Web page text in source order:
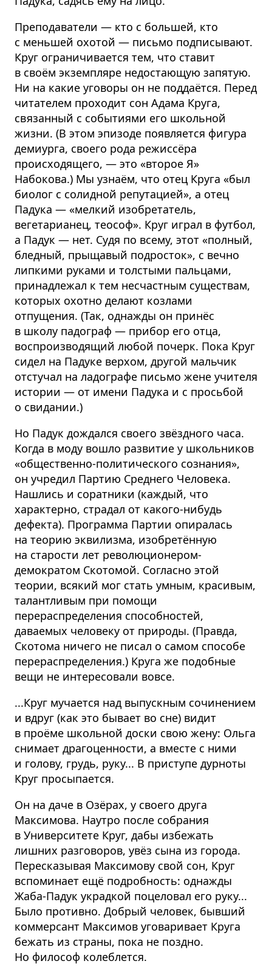
Преподаватели — кто с большей, кто
с меньшей охотой — письмо подписывают.
Круг ограничивается тем, что ставит
в своём экземпляре недостающую запятую.
Ни на какие уговоры он не поддаётся. Перед
читателем проходит сон Адама Круга,
связанный с событиями его школьной
жизни. (В этом эпизоде появляется фигура
демиурга, своего рода режиссёра
происходящего, — это «второе Я»
Набокова.) Мы узнаём, что отец Круга «был
биолог с солидной репутацией», а отец
Падука — «мелкий изобретатель,
вегетарианец, теософ». Круг играл в футбол,
а Падук — нет. Судя по всему, этот «полный,
бледный, прыщавый подросток», с вечно
липкими руками и толстыми пальцами,
принадлежал к тем несчастным существам,
которых охотно делают козлами
отпущения. (Так, однажды он принёс
в школу падограф — прибор его отца,
воспроизводящий любой почерк. Пока Круг
сидел на Падуке верхом, другой мальчик
отстучал на ладографе письмо жене учителя
истории — от имени Падука и с просьбой
о свидании.)
Но Падук дождался своего звёздного часа.
Когда в моду вошло развитие у школьников
«общественно-политического сознания»,
он учредил Партию Среднего Человека.
Нашлись и соратники (каждый, что
характерно, страдал от какого-нибудь
дефекта). Программа Партии опиралась
на теорию эквилизма, изобретённую
на старости лет революционером-
демократом Скотомой. Согласно этой
теории, всякий мог стать умным, красивым,
талантливым при помощи
перераспределения способностей,
даваемых человеку от природы. (Правда,
Скотома ничего не писал о самом способе
перераспределения.) Круга же подобные
вещи не интересовали вовсе.
...Круг мучается над выпускным сочинением
и вдруг (как это бывает во сне) видит
в проёме школьной доски свою жену: Ольга
снимает драгоценности, а вместе с ними
и голову, грудь, руку... В приступе дурноты
Круг просыпается.
Он на даче в Озёрах, у своего друга
Максимова. Наутро после собрания
в Университете Круг, дабы избежать
лишних разговоров, увёз сына из города.
Пересказывая Максимову свой сон, Круг
вспоминает ещё подробность: однажды
Жаба-Падук украдкой поцеловал его руку...
Было противно. Добрый человек, бывший
коммерсант Максимов уговаривает Круга
бежать из страны, пока не поздно.
Но философ колеблется.